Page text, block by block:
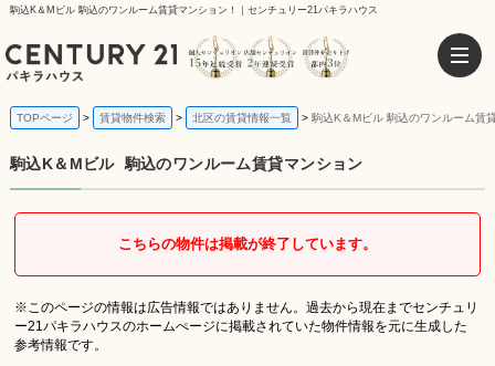
駒込K＆Mビル 駒込のワンルーム賃貸マンション！｜センチュリー21パキラハウス
TOPページ 賃貸物件検索 北区の賃貸情報一覧 駒込K＆Mビル 駒込のワンルーム賃
駒込K＆Mビル 駒込のワンルーム賃貸マンション
こちらの物件は掲載が終了しています。
※このページの情報は広告情報ではありません。過去から現在までセンチュリ
ー21パキラハウスのホームぺージに掲載されていた物件情報を元に生成した
参考情報です。